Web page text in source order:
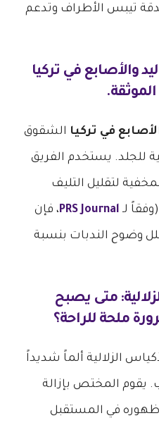
تيبس الأطراف وتدعم
والأصابع في تركيا
في تركيا الشقوق
للجلد. يستخدم الفريق
لتقليل التليف
لـ PRS Journal، فإن
وضوح الندبات بنسبة
متى يصبح
ملحة للراحة؟
الزلالية ألماً شديداً
يقوم المختص بإزالة
ظهوره في المستقبل